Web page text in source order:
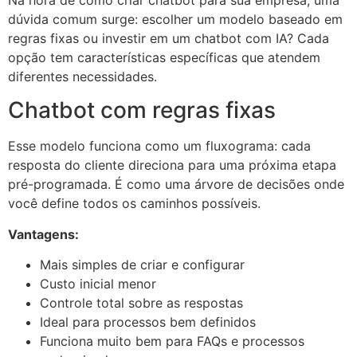
dúvida comum surge: escolher um modelo baseado em
regras fixas ou investir em um chatbot com IA? Cada
opção tem características específicas que atendem
diferentes necessidades.
Chatbot com regras fixas
Esse modelo funciona como um fluxograma: cada
resposta do cliente direciona para uma próxima etapa
pré-programada. É como uma árvore de decisões onde
você define todos os caminhos possíveis.
Vantagens:
Mais simples de criar e configurar
Custo inicial menor
Controle total sobre as respostas
Ideal para processos bem definidos
Funciona muito bem para FAQs e processos